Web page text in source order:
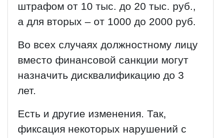
штрафом от 10 тыс. до 20 тыс. руб.,
а для вторых – от 1000 до 2000 руб.
Во всех случаях должностному лицу
вместо финансовой санкции могут
назначить дисквалификацию до 3
лет.
Есть и другие изменения. Так,
фиксация некоторых нарушений с